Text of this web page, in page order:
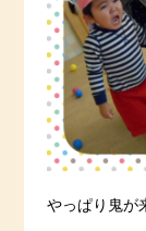
やっぱり鬼が